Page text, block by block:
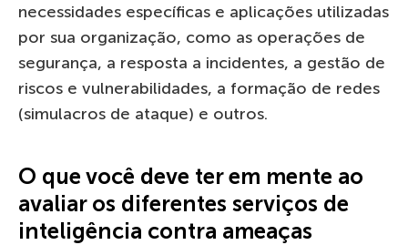
necessidades específicas e aplicações utilizadas
por sua organização, como as operações de
segurança, a resposta a incidentes, a gestão de
riscos e vulnerabilidades, a formação de redes
(simulacros de ataque) e outros.
O que você deve ter em mente ao
avaliar os diferentes serviços de
inteligência contra ameaças